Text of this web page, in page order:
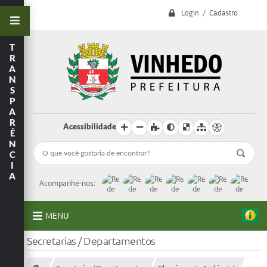
Login / Cadastro
Acessibilidade
Acompanhe-nos:
MENU
A Prefeitura
T
R
A
N
S
P
A
R
Ê
N
C
I
A
Secretarias / Departamentos